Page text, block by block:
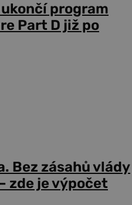
program
Part D již po
Bez zásahů vlády
zde je výpočet